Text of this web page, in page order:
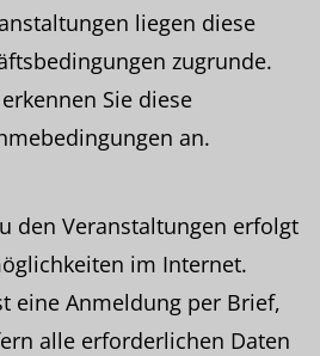
liegen diese
zugrunde.
Sie diese
an.
den Veranstaltungen erfolgt
im Internet.
eine Anmeldung per Brief,
alle erforderlichen Daten